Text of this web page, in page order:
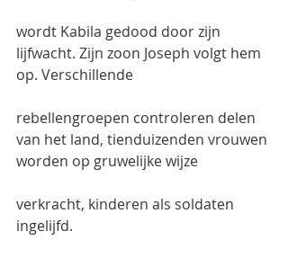
wordt Kabila gedood door zijn
lijfwacht. Zijn zoon Joseph volgt hem
op. Verschillende
rebellengroepen controleren delen
van het land, tienduizenden vrouwen
worden op gruwelijke wijze
verkracht, kinderen als soldaten
ingelijfd.